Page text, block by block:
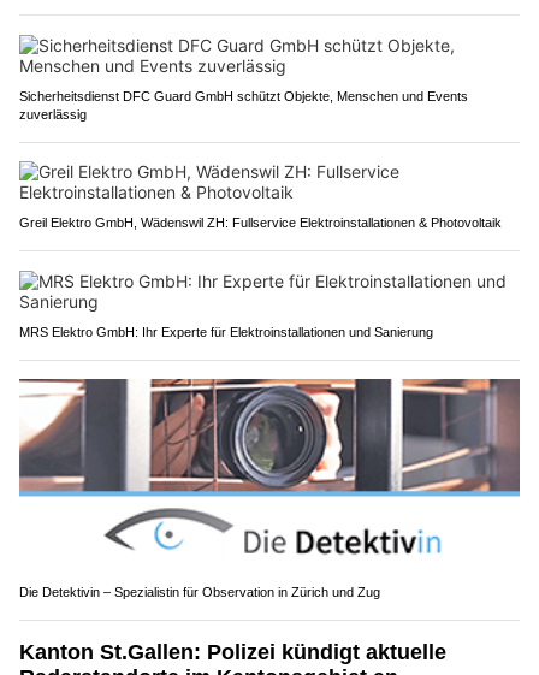
Sicherheitsdienst DFC Guard GmbH schützt Objekte, Menschen und Events
zuverlässig
Greil Elektro GmbH, Wädenswil ZH: Fullservice Elektroinstallationen & Photovoltaik
MRS Elektro GmbH: Ihr Experte für Elektroinstallationen und Sanierung
Die Detektivin – Spezialistin für Observation in Zürich und Zug
Kanton St.Gallen: Polizei kündigt aktuelle